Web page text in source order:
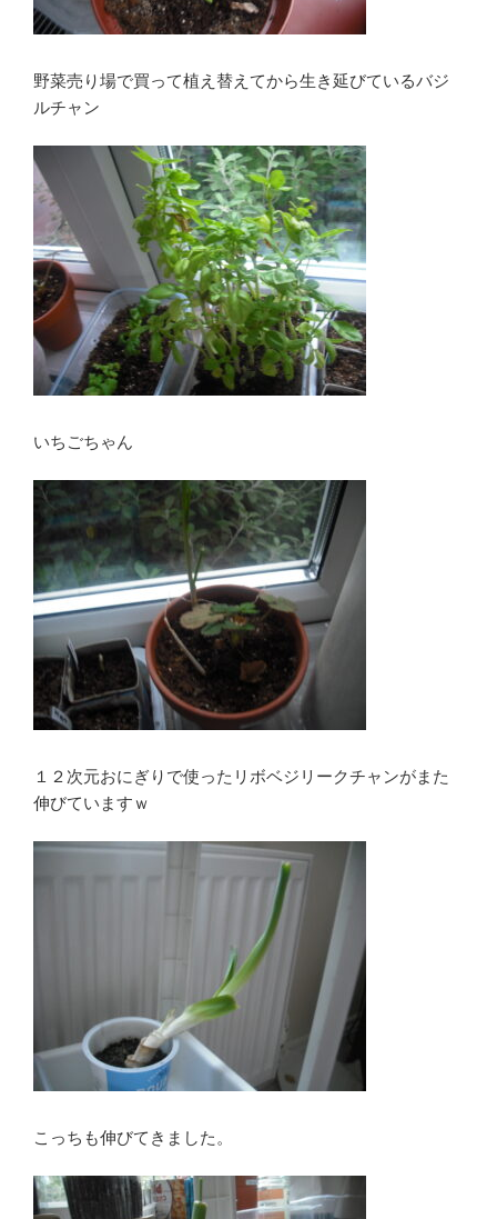
野菜売り場で買って植え替えてから生き延びているバジ
ルチャン
いちごちゃん
１２次元おにぎりで使ったリボベジリークチャンがまた
伸びていますｗ
こっちも伸びてきました。